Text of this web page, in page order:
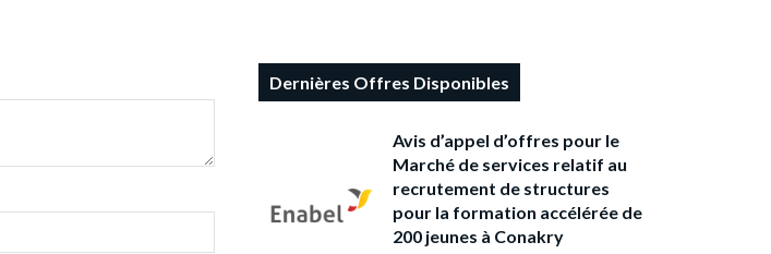
Dernières Offres Disponibles
Avis d’appel d’offres pour le
Marché de services relatif au
recrutement de structures
pour la formation accélérée de
200 jeunes à Conakry